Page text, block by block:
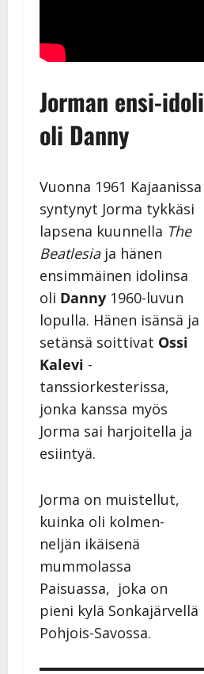
Jorman ensi-idoli
oli Danny
Vuonna 1961 Kajaanissa
syntynyt Jorma tykkäsi
lapsena kuunnella The
Beatlesiaja hänen
ensimmäinen idolinsa
oli Danny 1960-luvun
lopulla. Hänen isänsä ja
setänsä soittivat Ossi
Kalevi -
tanssiorkesterissa,
jonka kanssa myös
Jorma sai harjoitella ja
esiintyä.
Jorma on muistellut,
kuinka oli kolmen-
neljän ikäisenä
mummolassa
Paisuassa, joka on
pieni kylä Sonkajärvellä
Pohjois-Savossa.